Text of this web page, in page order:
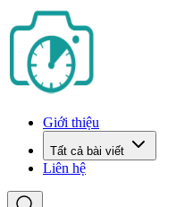
Giới thiệu
Tất cả bài viết
Liên hệ